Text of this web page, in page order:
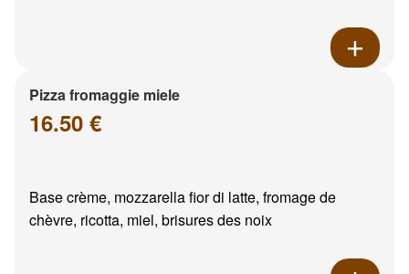
Pizza fromaggie miele
16.50 €
Base crème, mozzarella fior di latte, fromage de
chèvre, ricotta, miel, brisures des noix